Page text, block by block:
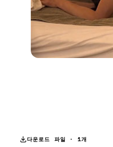
다운로드 파일 · 1개